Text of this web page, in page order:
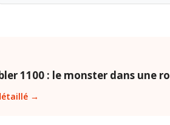
1100 : le monster dans une
→